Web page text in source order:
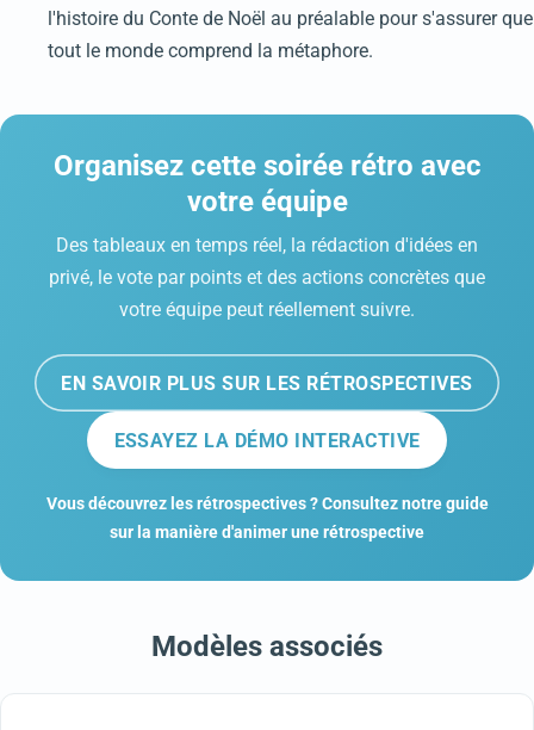
l'histoire du Conte de Noël au préalable pour s'assurer que
tout le monde comprend la métaphore.
Organisez cette soirée rétro avec
votre équipe
Des tableaux en temps réel, la rédaction d'idées en
privé, le vote par points et des actions concrètes que
votre équipe peut réellement suivre.
EN SAVOIR PLUS SUR LES RÉTROSPECTIVES
ESSAYEZ LA DÉMO INTERACTIVE
Vous découvrez les rétrospectives ? Consultez notre guide
sur la manière d'animer une rétrospective
Modèles associés